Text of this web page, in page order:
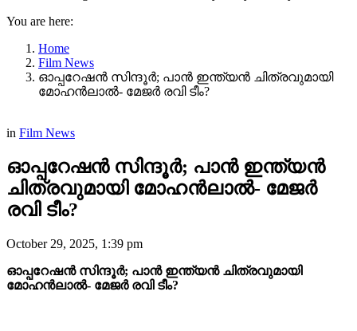
You are here:
Home
Film News
ഓപ്പറേഷൻ സിന്ദൂർ; പാൻ ഇന്ത്യൻ ചിത്രവുമായി
മോഹൻലാൽ- മേജർ രവി ടീം?
in Film News
ഓപ്പറേഷൻ സിന്ദൂർ; പാൻ ഇന്ത്യൻ
ചിത്രവുമായി മോഹൻലാൽ- മേജർ
രവി ടീം?
October 29, 2025, 1:39 pm
ഓപ്പറേഷൻ സിന്ദൂർ; പാൻ ഇന്ത്യൻ ചിത്രവുമായി
മോഹൻലാൽ- മേജർ രവി ടീം?